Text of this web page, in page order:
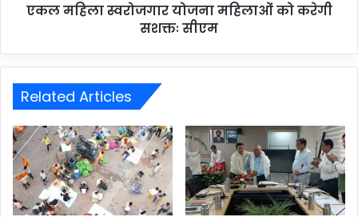
एकल महिला स्वरोजगार योजना महिलाओं को करेगी
सशक्तः सीएम
Related Articles